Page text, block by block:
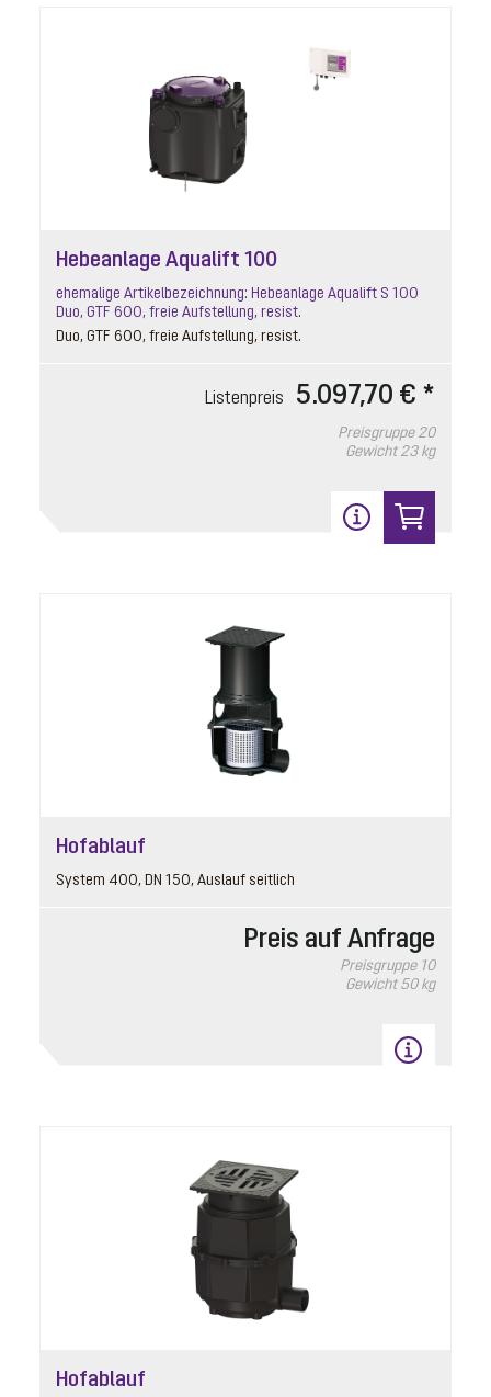
Hebeanlage Aqualift 100
ehemalige Artikelbezeichnung: Hebeanlage Aqualift S 100
Duo, GTF 600, freie Aufstellung, resist.
Duo, GTF 600, freie Aufstellung, resist.
Listenpreis 5.097,70 € *
Preisgruppe 20
Gewicht 23 kg
Hofablauf
System 400, DN 150, Auslauf seitlich
Preis auf Anfrage
Preisgruppe 10
Gewicht 50 kg
Hofablauf